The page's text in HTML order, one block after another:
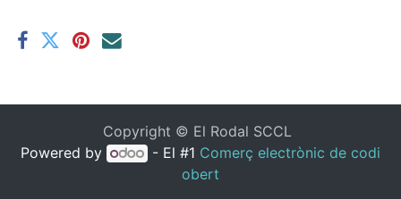
Copyright © El Rodal SCCL
Powered by
- El #1 Comerç electrònic de codi
obert